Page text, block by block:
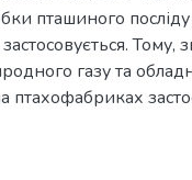
пташиного
Тому,
газу та
птахофабриках